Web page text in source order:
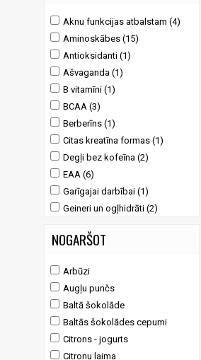
Aknu funkcijas atbalstam (4)
Aminoskābes (15)
Antioksidanti (1)
Ašvaganda (1)
B vitamīni (1)
BCAA (3)
Berberīns (1)
Citas kreatīna formas (1)
Degļi bez kofeīna (2)
EAA (6)
Garīgajai darbībai (1)
Geineri un ogļhidrāti (2)
Iekšējie dzērieni (2)
Kreatīna piedevas (1)
LAI PALIELINĀTU SPĒKU (3)
Lēnas uzsūkšanās proteīns un
kazeīns (4)
Locītavām (1)
Maca (3)
NOGARŠOT
Arbūzi
Augļu punčs
Baltā šokolāde
Baltās šokolādes cepumi
Citrons - jogurts
Citronu laima